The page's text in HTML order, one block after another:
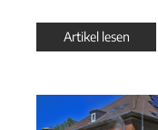
Artikel lesen